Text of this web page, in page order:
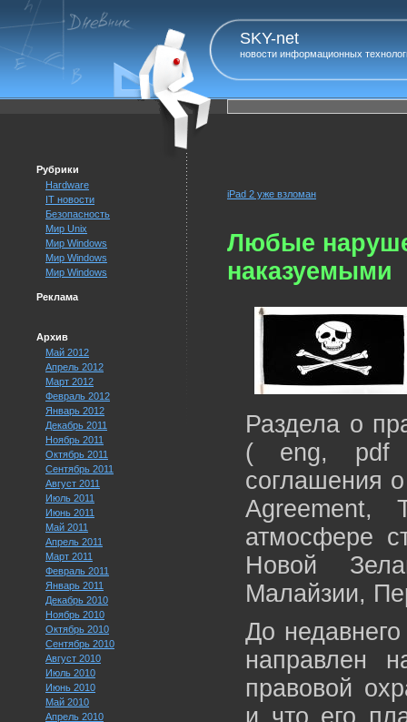
SKY-net
новости информационных
Рубрики
Hardware
IT новости
Безопасность
Мир Unix
Мир Windows
Мир Windows
Мир Windows
Реклама
Архив
Май 2012
Апрель 2012
Март 2012
Февраль 2012
Январь 2012
Декабрь 2011
Ноябрь 2011
Октябрь 2011
Сентябрь 2011
Август 2011
Июль 2011
Июнь 2011
Май 2011
Апрель 2011
Март 2011
Февраль 2011
Январь 2011
Декабрь 2010
Ноябрь 2010
Октябрь 2010
Сентябрь 2010
Август 2010
Июль 2010
Июнь 2010
Май 2010
Апрель 2010
iPad 2 уже взломан
Любые
наказуемыми
Раздела о
( eng, pdf )
соглашения
Agreement,
атмосфере
Новой
Малайзии,
До
направлен
правовой